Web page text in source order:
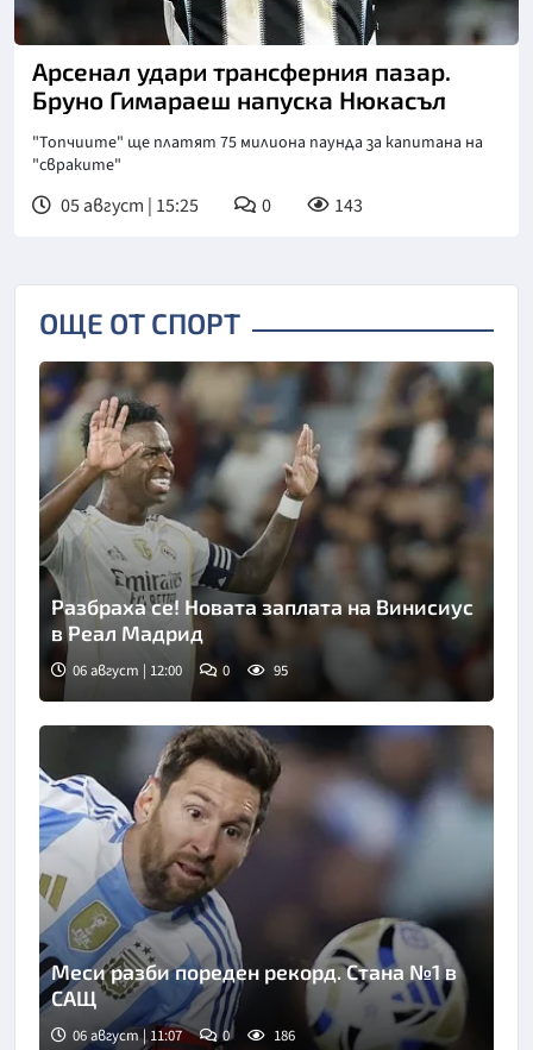
Снимка: goggle
Арсенал удари трансферния пазар.
Бруно Гимараеш напуска Нюкасъл
"Топчиите" ще платят 75 милиона паунда за капитана на
"свраките"
05 август | 15:25 0 143
ОЩЕ ОТ СПОРТ
Разбраха се! Новата заплата на Винисиус
в Реал Мадрид
06 август | 12:00 0 95
Меси разби пореден рекорд. Стана №1 в
САЩ
06 август | 11:07 0 186